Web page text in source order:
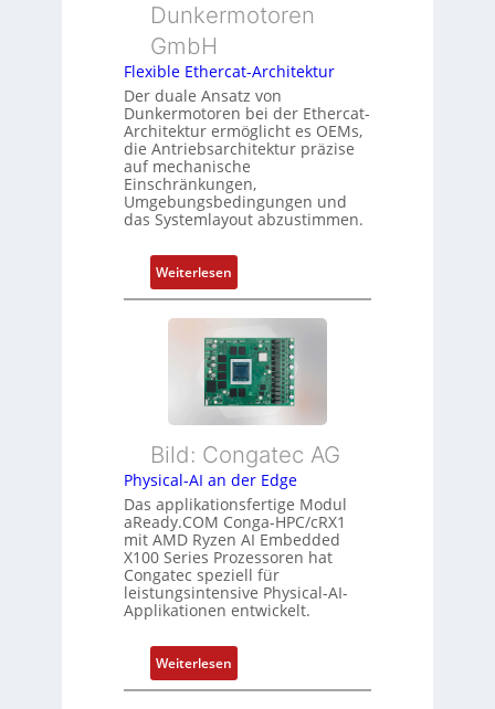
e
w
a
c
h
u
n
g
s
s
u
n
g
u
n
Z
u
s
t
a
n
d
ü
b
e
r
w
a
c
h
u
n
g
e
t
y
p
s
o
r
g
t
f
ü
r
m
e
h
r
i
s
t
u
n
g
Dunkermotoren
GmbH
Flexible Ethercat-Architektur
Der duale Ansatz von
Dunkermotoren bei der Ethercat-
Architektur ermöglicht es OEMs,
die Antriebsarchitektur präzise
auf mechanische
Einschränkungen,
Umgebungsbedingungen und
das Systemlayout abzustimmen.
Weiterlesen:
F
l
e
x
i
b
e
E
t
h
e
r
c
a
t
-
A
Bild: Congatec AG
Physical-AI an der Edge
Das applikationsfertige Modul
aReady.COM Conga-HPC/cRX1
mit AMD Ryzen AI Embedded
X100 Series Prozessoren hat
Congatec speziell für
leistungsintensive Physical-AI-
Applikationen entwickelt.
Weiterlesen:
P